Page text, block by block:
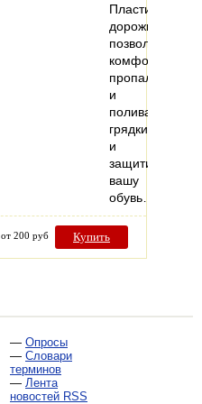
Пластиковая
дорожка
позволит
комфортно
пропалывать
и
поливать
грядки
и
защитит
вашу
обувь…
от 200 руб Купить
— Опросы
— Словари
терминов
— Лента
новостей RSS